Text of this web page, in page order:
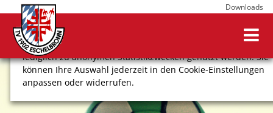
Wir verwenden Cookies, um Ihnen ein optimales
Webseitenerlebnis zu bieten. Dazu zählen Cookies, die für
den Betrieb der Seite notwendig sind, sowie solche, die
lediglich zu anonymen Statistikzwecken genutzt werden. Sie
können Ihre Auswahl jederzeit in den Cookie-Einstellungen
anpassen oder widerrufen.
Downloads